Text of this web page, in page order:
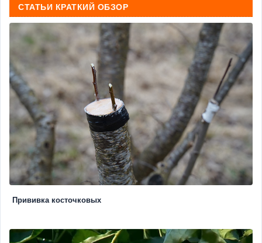
СТАТЬИ КРАТКИЙ ОБЗОР
Прививка косточковых